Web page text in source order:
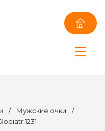
/ Мужские очки
/
1231